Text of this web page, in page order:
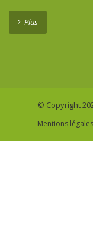
Plus
© Copyright
Mentions légales